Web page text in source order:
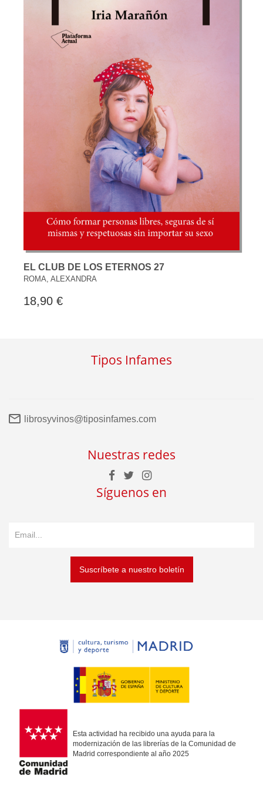
EL CLUB DE LOS ETERNOS 27
ROMA, ALEXANDRA
18,90 €
Tipos Infames
librosyvinos@tiposinfames.com
Nuestras redes
Síguenos en
Suscríbete a nuestro boletín
Esta actividad ha recibido una ayuda para la
modernización de las librerías de la Comunidad de
Madrid correspondiente al año 2025